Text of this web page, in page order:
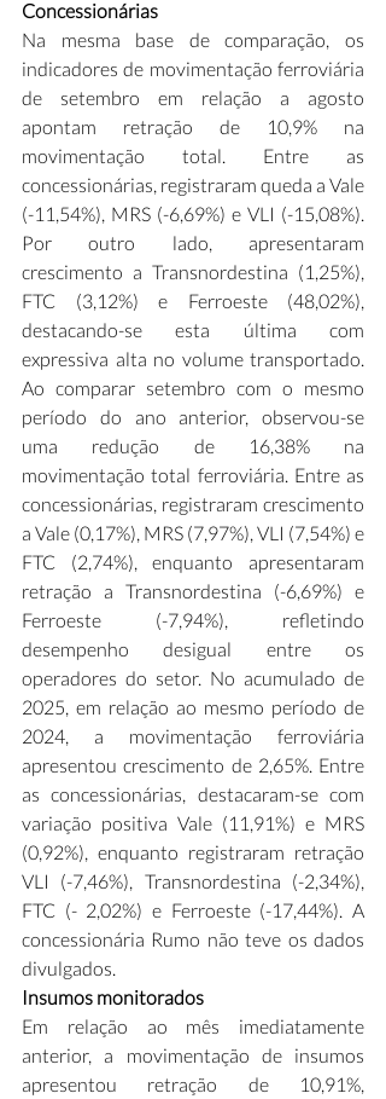
Concessionárias
Na mesma base de comparação, os
indicadores de movimentação ferroviária
de setembro em relação a agosto
apontam retração de 10,9% na
movimentação total. Entre as
concessionárias, registraram queda a Vale
(-11,54%), MRS (-6,69%) e VLI (-15,08%).
Por outro lado, apresentaram
crescimento a Transnordestina (1,25%),
FTC (3,12%) e Ferroeste (48,02%),
destacando-se esta última com
expressiva alta no volume transportado.
Ao comparar setembro com o mesmo
período do ano anterior, observou-se
uma redução de 16,38% na
movimentação total ferroviária. Entre as
concessionárias, registraram crescimento
a Vale (0,17%), MRS (7,97%), VLI (7,54%) e
FTC (2,74%), enquanto apresentaram
retração a Transnordestina (-6,69%) e
Ferroeste (-7,94%), refletindo
desempenho desigual entre os
operadores do setor. No acumulado de
2025, em relação ao mesmo período de
2024, a movimentação ferroviária
apresentou crescimento de 2,65%. Entre
as concessionárias, destacaram-se com
variação positiva Vale (11,91%) e MRS
(0,92%), enquanto registraram retração
VLI (-7,46%), Transnordestina (-2,34%),
FTC (- 2,02%) e Ferroeste (-17,44%). A
concessionária Rumo não teve os dados
divulgados.
Insumos monitorados
Em relação ao mês imediatamente
anterior, a movimentação de insumos
apresentou retração de 10,91%,